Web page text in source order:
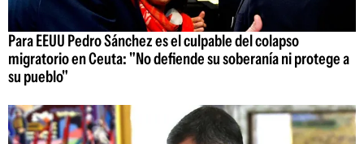
Para EEUU Pedro Sánchez es el culpable del colapso
migratorio en Ceuta: "No defiende su soberanía ni protege a
su pueblo"